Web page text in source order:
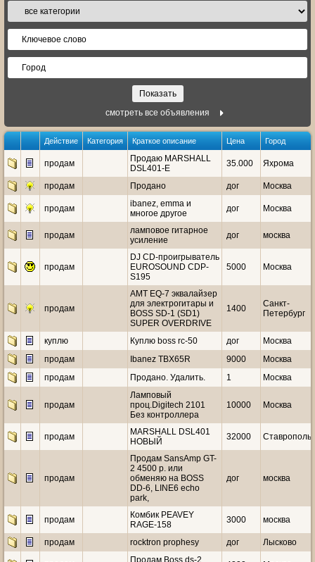
смотреть все объявления
Действие Категория Краткое описание Цена Город
продам
Продаю MARSHALL
DSL401-E
35.000 Яхрома
продам Продано дог Москва
продам
ibanez, emma и
многое другое
дог Москва
продам
ламповое гитарное
усиление
дог москва
продам
DJ CD-проигрыватель
EUROSOUND CDP-
S195
5000 Москва
продам
AMT EQ-7 эквалайзер
для электрогитары и
BOSS SD-1 (SD1)
SUPER OVERDRIVE
1400
Санкт-
Петербург
куплю Куплю boss rc-50 дог
Москва
продам
Ibanez TBX65R 9000
Москва
продам
Продано. Удалить. 1 Москва
продам
Ламповый
проц.Digitech 2101
Без контроллера
10000 Москва
продам
MARSHALL DSL401
НОВЫЙ
32000 Ставрополь
продам
Продам SansAmp GT-
2 4500 р. или
обменяю на BOSS
DD-6, LINE6 echo
park,
дог москва
продам
Комбик PEAVEY
RAGE-158
3000 москва
продам rocktron prophesy дог Лысково
Продам Boss ds-2